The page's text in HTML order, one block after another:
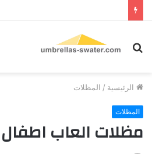
بحث
الرئيسية / المظلات
المظلات
مظلات العاب اطفال